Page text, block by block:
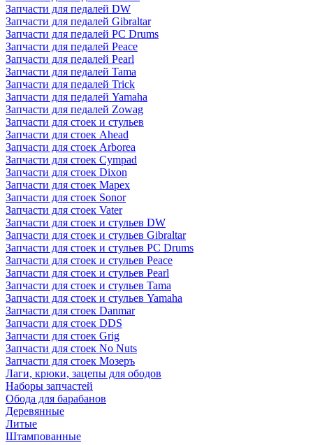
Запчасти для педалей DW
Запчасти для педалей Gibraltar
Запчасти для педалей PC Drums
Запчасти для педалей Peace
Запчасти для педалей Pearl
Запчасти для педалей Tama
Запчасти для педалей Trick
Запчасти для педалей Yamaha
Запчасти для педалей Zowag
Запчасти для стоек и стульев
Запчасти для стоек Ahead
Запчасти для стоек Arborea
Запчасти для стоек Cympad
Запчасти для стоек Dixon
Запчасти для стоек Mapex
Запчасти для стоек Sonor
Запчасти для стоек Vater
Запчасти для стоек и стульев DW
Запчасти для стоек и стульев Gibraltar
Запчасти для стоек и стульев PC Drums
Запчасти для стоек и стульев Peace
Запчасти для стоек и стульев Pearl
Запчасти для стоек и стульев Tama
Запчасти для стоек и стульев Yamaha
Запчасти для стоек Danmar
Запчасти для стоек DDS
Запчасти для стоек Grig
Запчасти для стоек No Nuts
Запчасти для стоек Мозеръ
Лаги, крюки, зацепы для ободов
Наборы запчастей
Обода для барабанов
Деревянные
Литые
Штампованные